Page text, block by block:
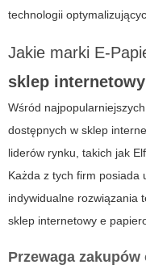
technologii
Jakie marki E-
sklep
Wśród
dostępnych w sklep
liderów rynku, takich jak
Każda z tych firm posiada
indywidualne rozwiązania
sklep internetowy e
Przewaga zakupów